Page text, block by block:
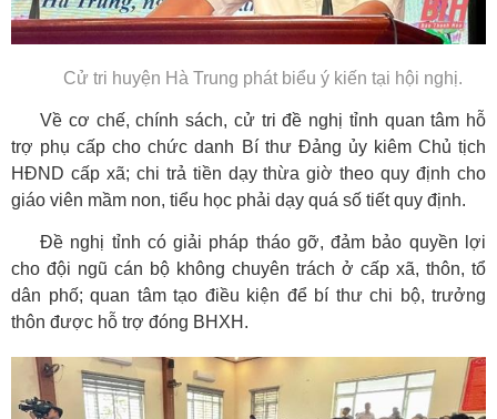
Cử tri huyện Hà Trung phát biểu ý kiến tại hội nghị.
Về cơ chế, chính sách, cử tri đề nghị tỉnh quan tâm hỗ
trợ phụ cấp cho chức danh Bí thư Đảng ủy kiêm Chủ tịch
HĐND cấp xã; chi trả tiền dạy thừa giờ theo quy định cho
giáo viên mầm non, tiểu học phải dạy quá số tiết quy định.
Đề nghị tỉnh có giải pháp tháo gỡ, đảm bảo quyền lợi
cho đội ngũ cán bộ không chuyên trách ở cấp xã, thôn, tổ
dân phố; quan tâm tạo điều kiện để bí thư chi bộ, trưởng
thôn được hỗ trợ đóng BHXH.